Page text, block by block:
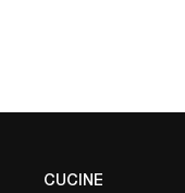
CUCINE